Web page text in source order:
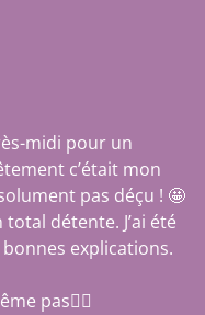
midi pour un
c’était mon
pas déçu ! 🤩
détente. J’ai été
bonnes explications.
pas🧚‍♀️